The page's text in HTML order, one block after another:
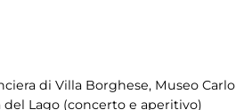
di Villa Borghese, Museo Carlo
Lago (concerto e aperitivo)